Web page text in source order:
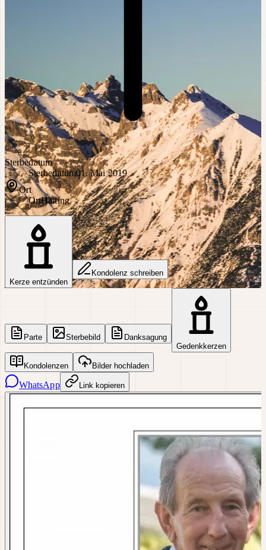
Sterbedatum
Sterbedatum01. Mai 2019
Ort
OrtHatting
Kerze entzünden
Kondolenz schreiben
Parte Sterbebild
Danksagung
Gedenkkerzen
Kondolenzen Bilder hochladen
WhatsApp Link kopieren